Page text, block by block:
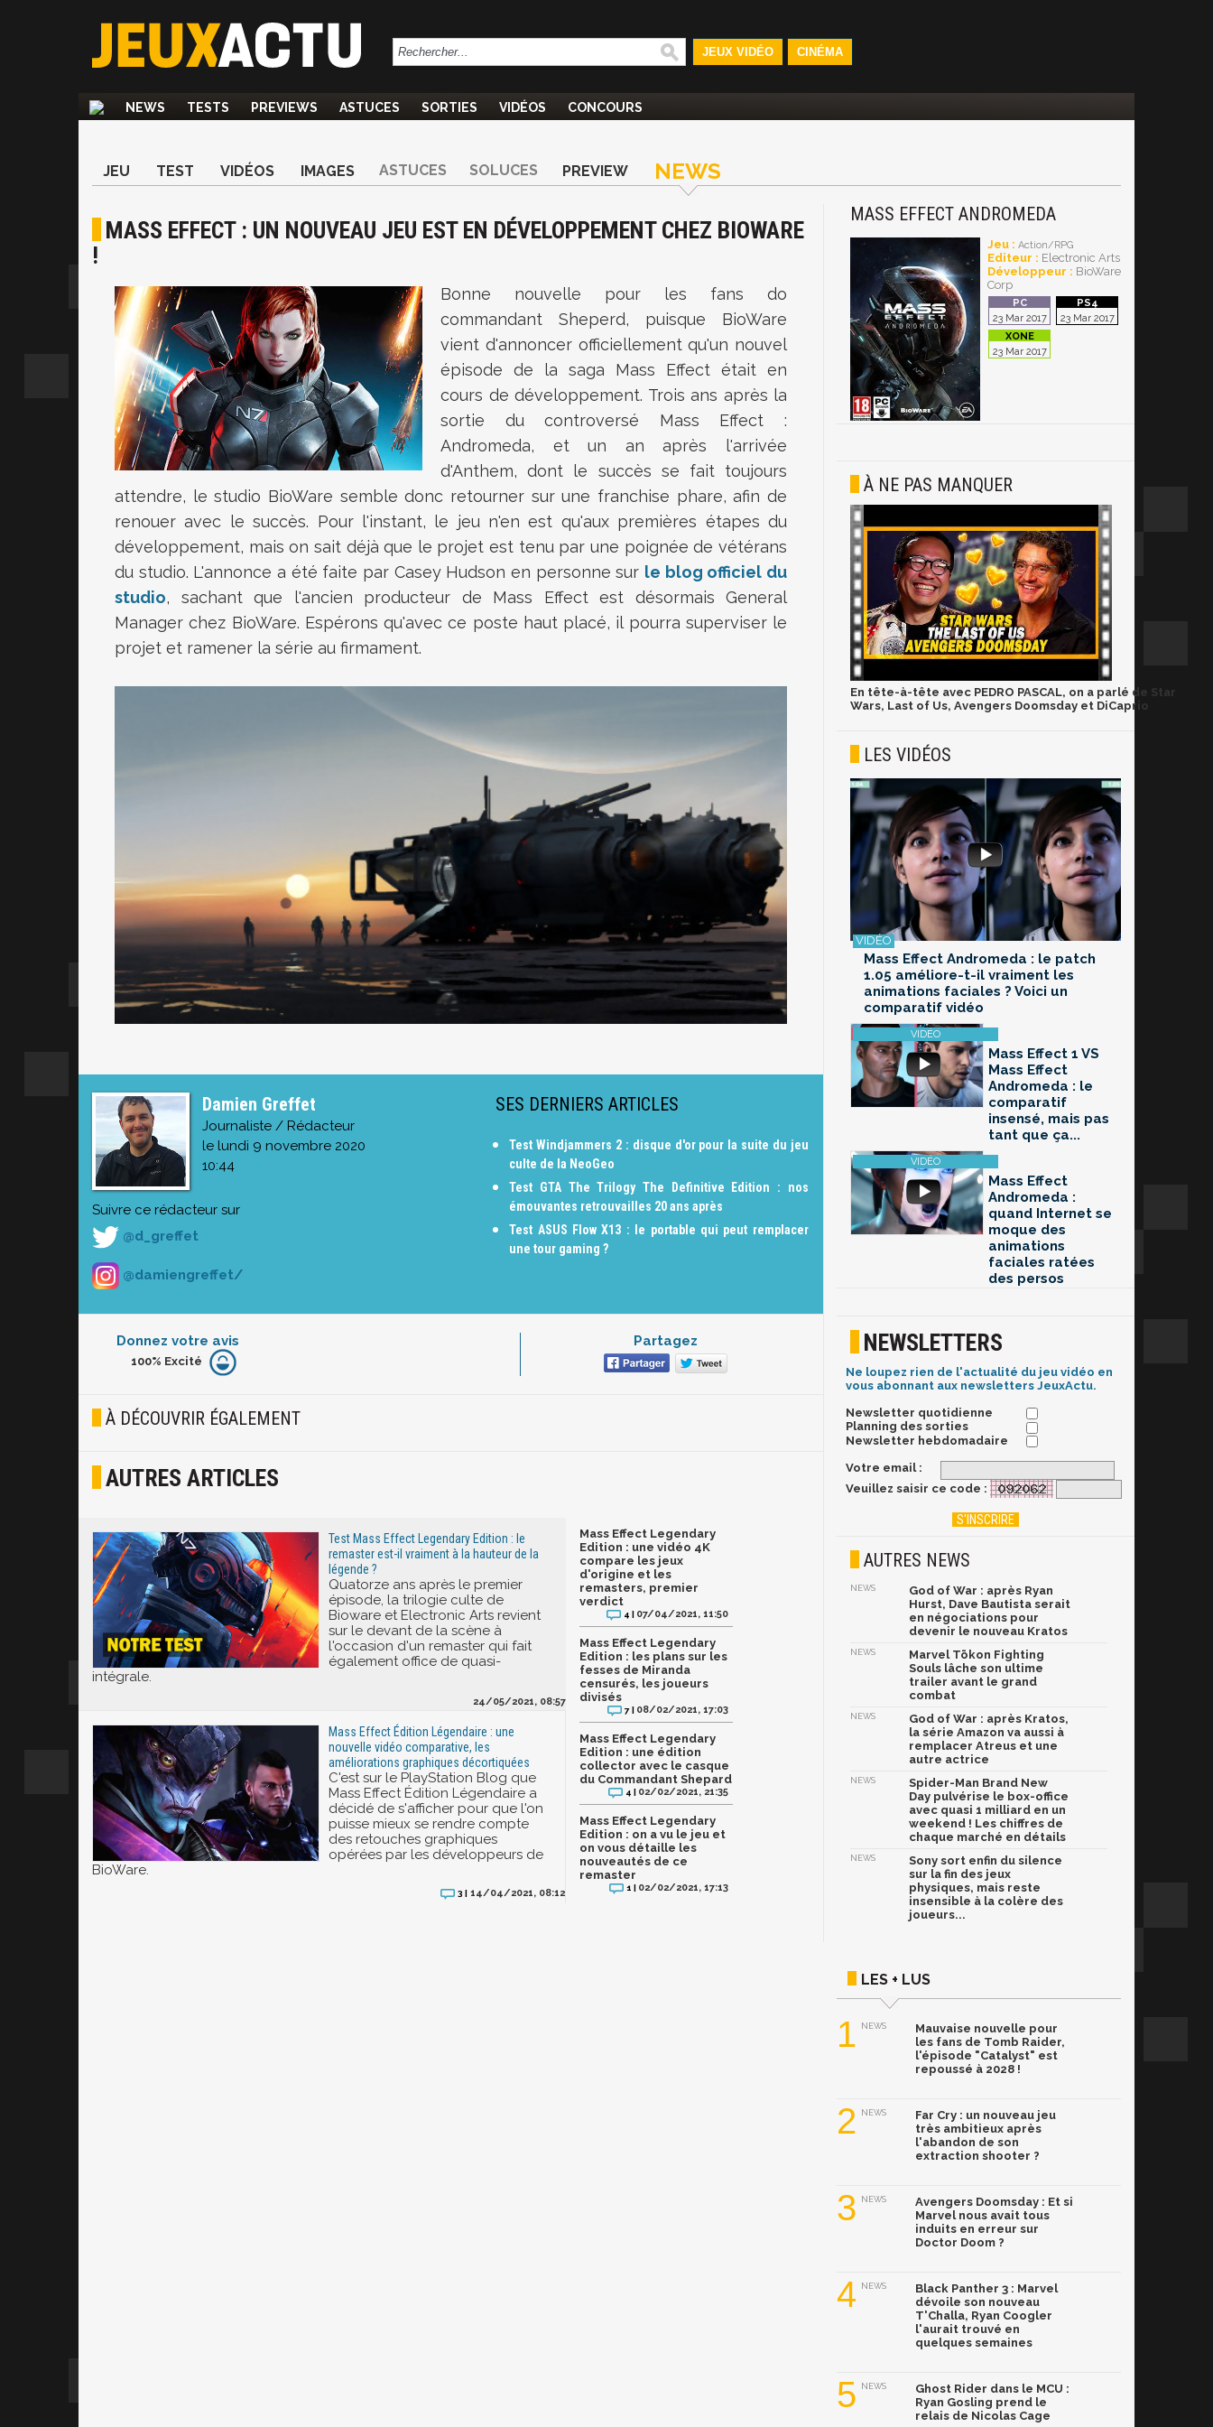
JEUX VIDÉO CINÉMA
NEWS TESTS PREVIEWS ASTUCES SORTIES VIDÉOS CONCOURS
JEU TEST VIDÉOS IMAGES ASTUCES SOLUCES PREVIEW NEWS
MASS EFFECT : UN NOUVEAU JEU EST EN DÉVELOPPEMENT CHEZ BIOWARE
!
Bonne nouvelle pour les fans do
commandant Sheperd, puisque BioWare
vient d'annoncer officiellement qu'un nouvel
épisode de la saga Mass Effect était en
cours de développement. Trois ans après la
sortie du controversé Mass Effect :
Andromeda, et un an après l'arrivée
d'Anthem, dont le succès se fait toujours
attendre, le studio BioWare semble donc retourner sur une franchise phare, afin de
renouer avec le succès. Pour l'instant, le jeu n'en est qu'aux premières étapes du
développement, mais on sait déjà que le projet est tenu par une poignée de vétérans
du studio. L'annonce a été faite par Casey Hudson en personne sur le blog officiel du
studio, sachant que l'ancien producteur de Mass Effect est désormais General
Manager chez BioWare. Espérons qu'avec ce poste haut placé, il pourra superviser le
projet et ramener la série au firmament.
Damien Greffet
Journaliste / Rédacteur
le lundi 9 novembre 2020
10:44
Suivre ce rédacteur sur
@d_greffet
@damiengreffet/
SES DERNIERS ARTICLES
Test Windjammers 2 : disque d'or pour la suite du jeu
culte de la NeoGeo
Test GTA The Trilogy The Definitive Edition : nos
émouvantes retrouvailles 20 ans après
Test ASUS Flow X13 : le portable qui peut remplacer
une tour gaming ?
Donnez votre avis
Furieux
Joyeux
100% Excité
Partagez
À DÉCOUVRIR ÉGALEMENT
AUTRES ARTICLES
Test Mass Effect Legendary Edition : le
remaster est-il vraiment à la hauteur de la
légende ?
Quatorze ans après le premier
épisode, la trilogie culte de
Bioware et Electronic Arts revient
sur le devant de la scène à
l'occasion d'un remaster qui fait
également office de quasi-
intégrale.
24/05/2021, 08:57
Mass Effect Édition Légendaire : une
nouvelle vidéo comparative, les
améliorations graphiques décortiquées
C'est sur le PlayStation Blog que
Mass Effect Édition Légendaire a
décidé de s'afficher pour que l'on
puisse mieux se rendre compte
des retouches graphiques
opérées par les développeurs de
BioWare.
3 | 14/04/2021, 08:12
Mass Effect Legendary
Edition : une vidéo 4K
compare les jeux
d'origine et les
remasters, premier
verdict
4 | 07/04/2021, 11:50
Mass Effect Legendary
Edition : les plans sur les
fesses de Miranda
censurés, les joueurs
divisés
7 | 08/02/2021, 17:03
Mass Effect Legendary
Edition : une édition
collector avec le casque
du Commandant Shepard
4 | 02/02/2021, 21:35
Mass Effect Legendary
Edition : on a vu le jeu et
on vous détaille les
nouveautés de ce
remaster
1 | 02/02/2021, 17:13
MASS EFFECT ANDROMEDA
Jeu : Action/RPG
Editeur : Electronic Arts
Développeur : BioWare
Corp
23 Mar 2017 23 Mar 2017
23 Mar 2017
À NE PAS MANQUER
En tête-à-tête avec PEDRO PASCAL, on a parlé de Star
Wars, Last of Us, Avengers Doomsday et DiCaprio
LES VIDÉOS
Mass Effect Andromeda : le patch
1.05 améliore-t-il vraiment les
animations faciales ? Voici un
comparatif vidéo
Mass Effect 1 VS
Mass Effect
Andromeda : le
comparatif
insensé, mais pas
tant que ça...
Mass Effect
Andromeda :
quand Internet se
moque des
animations
faciales ratées
des persos
NEWSLETTERS
Ne loupez rien de l'actualité du jeu vidéo en
vous abonnant aux newsletters JeuxActu.
Newsletter quotidienne
Planning des sorties
Newsletter hebdomadaire
Votre email :
Veuillez saisir ce code :
AUTRES NEWS
NEWS
God of War : après Ryan
Hurst, Dave Bautista serait
en négociations pour
devenir le nouveau Kratos
NEWS
Marvel Tōkon Fighting
Souls lâche son ultime
trailer avant le grand
combat
NEWS
God of War : après Kratos,
la série Amazon va aussi à
remplacer Atreus et une
autre actrice
NEWS
Spider-Man Brand New
Day pulvérise le box-office
avec quasi 1 milliard en un
weekend ! Les chiffres de
chaque marché en détails
NEWS
Sony sort enfin du silence
sur la fin des jeux
physiques, mais reste
insensible à la colère des
joueurs...
LES + LUS
1 NEWS
Mauvaise nouvelle pour
les fans de Tomb Raider,
l'épisode "Catalyst" est
repoussé à 2028 !
2 NEWS
Far Cry : un nouveau jeu
très ambitieux après
l'abandon de son
extraction shooter ?
3 NEWS
Avengers Doomsday : Et si
Marvel nous avait tous
induits en erreur sur
Doctor Doom ?
4 NEWS
Black Panther 3 : Marvel
dévoile son nouveau
T'Challa, Ryan Coogler
l'aurait trouvé en
quelques semaines
5 NEWS
Ghost Rider dans le MCU :
Ryan Gosling prend le
relais de Nicolas Cage